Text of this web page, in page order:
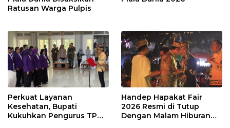
Ratusan Warga Pulpis
Perkuat Layanan
Kesehatan, Bupati
Kukuhkan Pengurus TP
Handep Hapakat Fair
2026 Resmi di Tutup
Dengan Malam Hiburan